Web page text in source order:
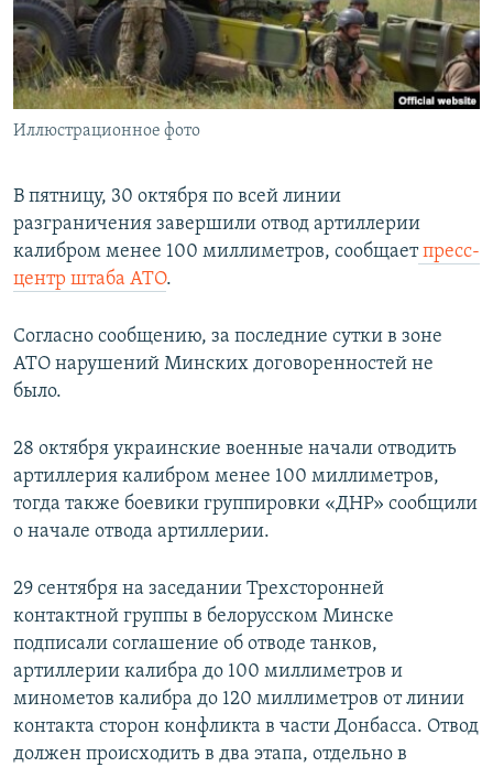
ПОБЕДИТЕЛЕЙ НЕ СУДЯТ?
КРЫМ.НЕПОКОРЕННЫЙ
ELIFBE
УКРАИНСКАЯ ПРОБЛЕМА КРЫМА
ПРИСОЕДИНЯЙТЕСЬ!
Иллюстрационное фото
В пятницу, 30 октября по всей линии
разграничения завершили отвод артиллерии
калибром менее 100 миллиметров, сообщаетпресс-
центр штаба АТО.
Согласно сообщению, за последние сутки в зоне
АТО нарушений Минских договоренностей не
было.
28 октября украинские военные начали отводить
артиллерия калибром менее 100 миллиметров,
тогда также боевики группировки «ДНР» сообщили
о начале отвода артиллерии.
29 сентября на заседании Трехсторонней
контактной группы в белорусском Минске
подписали соглашение об отводе танков,
артиллерии калибра до 100 миллиметров и
минометов калибра до 120 миллиметров от линии
контакта сторон конфликта в части Донбасса. Отвод
должен происходить в два этапа, отдельно в